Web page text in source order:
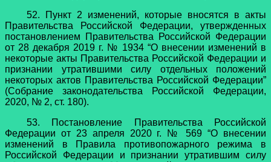
52. Пункт 2 изменений, которые вносятся в акты
Правительства Российской Федерации, утвержденных
постановлением Правительства Российской Федерации
от 28 декабря 2019 г. № 1934 “О внесении изменений в
некоторые акты Правительства Российской Федерации и
признании утратившими силу отдельных положений
некоторых актов Правительства Российской Федерации”
(Собрание законодательства Российской Федерации,
2020, № 2, ст. 180).
53. Постановление Правительства Российской
Федерации от 23 апреля 2020 г. № 569 “О внесении
изменений в Правила противопожарного режима в
Российской Федерации и признании утратившим силу